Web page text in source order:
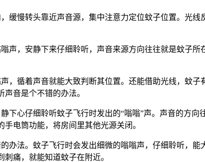
缓慢转头靠近声音源，集中注意力定位蚊子位置。光
声，安静下来仔细聆听，声音来源方向往往就是蚊子
循着声音就能大致判断其位置。还能借助光线，蚊子
音是个不错的办法。
心仔细聆听蚊子飞行时发出的“嗡嗡”声。声音的方
电筒功能，将房间里其他光源关闭。
办法。蚊子飞行时会发出细微的嗡嗡声，仔细聆听，
痛，就能知道蚊子在附近。